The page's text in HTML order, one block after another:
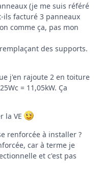
(je me suis référé
facturé 3 panneaux
comme ça, pas mon
des supports.
j'en rajoute 2 en toiture
= 11,05kW. Ça
la VE
renforcée à installer ?
car à terme je
et c'est pas